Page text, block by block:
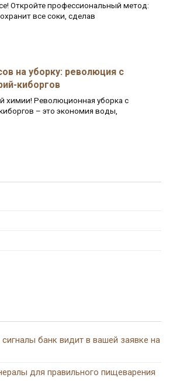
Откройте профессиональный метод:
все соки, сделав
на уборку: революция с
киборгов
химии! Революционная уборка с
– это экономия воды,
банк видит в вашей заявке на
для правильного пищеварения